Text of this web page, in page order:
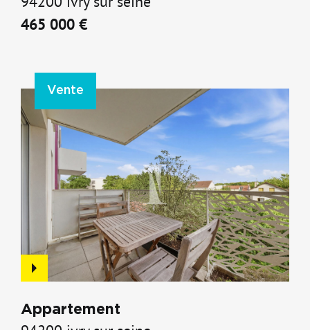
Appartement
94200 ivry sur seine
Vente